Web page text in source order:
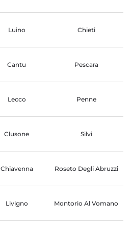
Luino Chieti
Cantu Pescara
Lecco Penne
Clusone Silvi
Chiavenna Roseto Degli Abruzzi
Livigno Montorio Al Vomano